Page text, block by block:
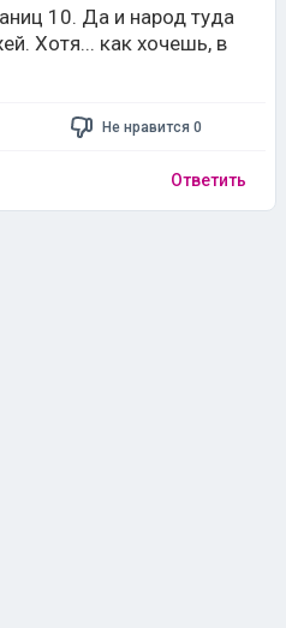
10. Да и народ туда
Хотя... как хочешь, в
Не нравится 0
Ответить